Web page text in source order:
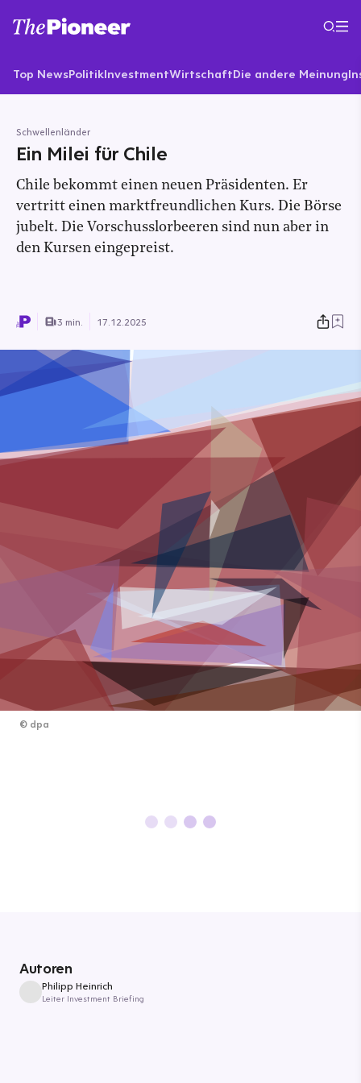
Top NewsPolitikInvestmentWirtschaftDie andere Meinung
Schwellenländer
Ein Milei für Chile
Chile bekommt einen neuen Präsidenten. Er
vertritt einen marktfreundlichen Kurs. Die Börse
jubelt. Die Vorschusslorbeeren sind nun aber in
den Kursen eingepreist.
3 min. 17.12.2025
© dpa
Autoren
Philipp Heinrich
Leiter Investment Briefing